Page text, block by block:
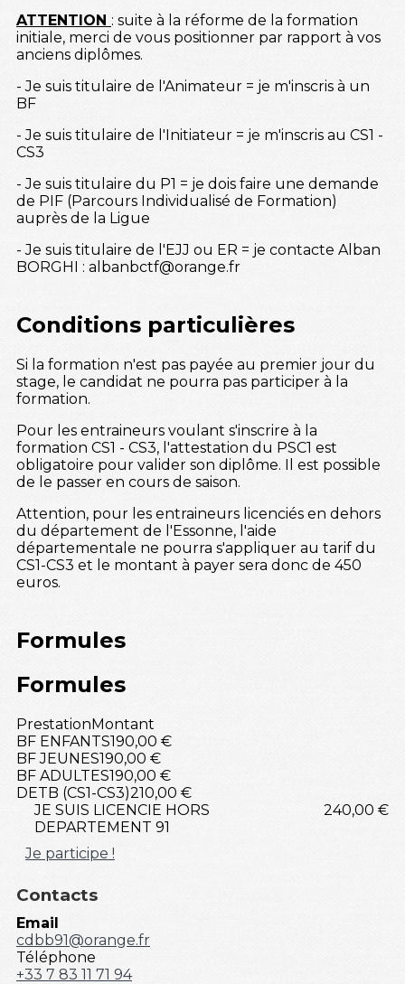
ATTENTION : suite à la réforme de la formation
initiale, merci de vous positionner par rapport à vos
anciens diplômes.
- Je suis titulaire de l'Animateur = je m'inscris à un
BF
- Je suis titulaire de l'Initiateur = je m'inscris au CS1 -
CS3
- Je suis titulaire du P1 = je dois faire une demande
de PIF (Parcours Individualisé de Formation)
auprès de la Ligue
- Je suis titulaire de l'EJJ ou ER = je contacte Alban
BORGHI : albanbctf@orange.fr
Conditions particulières
Si la formation n'est pas payée au premier jour du
stage, le candidat ne pourra pas participer à la
formation.
Pour les entraineurs voulant s'inscrire à la
formation CS1 - CS3, l'attestation du PSC1 est
obligatoire pour valider son diplôme. Il est possible
de le passer en cours de saison.
Attention, pour les entraineurs licenciés en dehors
du département de l'Essonne, l'aide
départementale ne pourra s'appliquer au tarif du
CS1-CS3 et le montant à payer sera donc de 450
euros.
Formules
Formules
PrestationMontant
BF ENFANTS190,00 €
BF JEUNES190,00 €
BF ADULTES190,00 €
DETB (CS1-CS3)210,00 €
JE SUIS LICENCIE HORS
DEPARTEMENT 91
240,00 €
Je participe !
Contacts
Email
cdbb91@orange.fr
Téléphone
+33 7 83 11 71 94